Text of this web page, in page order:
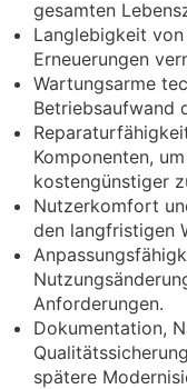
gesamten
Langlebigkeit
Erneuerungen
Wartungsarme
Betriebsaufwand
Komponenten,
kostengünstiger
Nutzerkomfort
den langfristigen
Anforderungen.
Dokumentation,
spätere